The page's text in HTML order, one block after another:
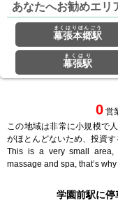
あなたへお勧めエリ
幕張本郷駅
まくはりほんごう
幕張駅
まくはり
0 営
この地域は非常に小規模で
がほとんどないため、投資す
This is a very small area,
massage and spa, that’s
学園前駅に停